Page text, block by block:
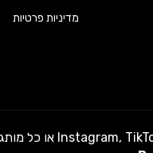
מדיניות פרטיות